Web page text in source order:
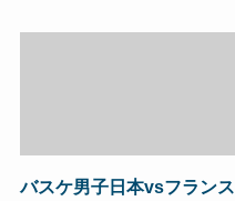
バスケ男子日本vsフランス